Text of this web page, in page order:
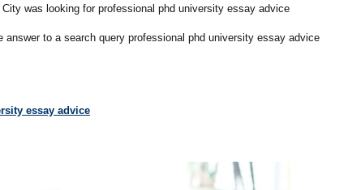
was looking for professional phd university essay advice
answer to a search query professional phd university essay advice
essay advice